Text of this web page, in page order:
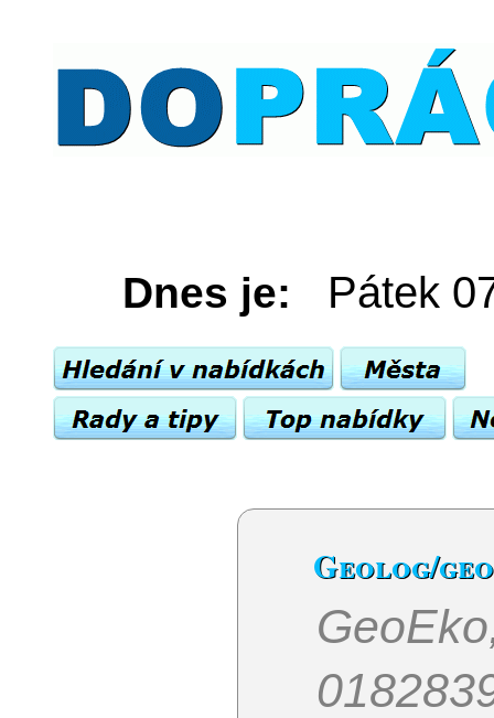
Dnes je: Pátek
Geolog/